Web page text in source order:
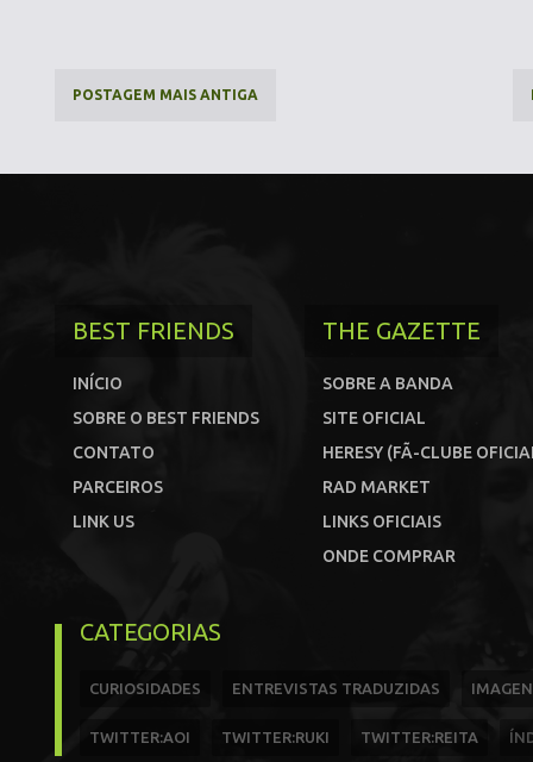
POSTAGEM MAIS ANTIGA
BEST FRIENDS
INÍCIO
SOBRE O BEST FRIENDS
CONTATO
PARCEIROS
LINK US
THE GAZETTE
SOBRE A BANDA
SITE OFICIAL
HERESY (FÃ-CLUBE
RAD MARKET
LINKS OFICIAIS
ONDE COMPRAR
CATEGORIAS
CURIOSIDADES ENTREVISTAS TRADUZIDAS
TWITTER:AOI TWITTER:RUKI TWITTER:REITA